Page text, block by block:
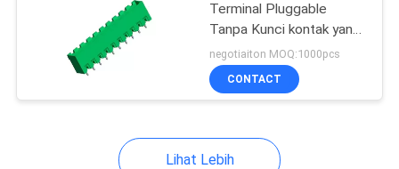
Terminal Pluggable
Tanpa Kunci kontak yang
dapat diandalkan
negotiaiton MOQ:1000pcs
CONTACT
Lihat Lebih